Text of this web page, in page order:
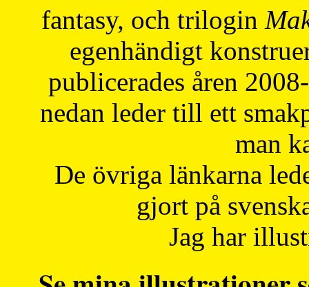
fantasy, och trilogin
egenhändigt
publicerades åren
nedan leder till ett
man
De övriga länkarna
gjort på
Jag har